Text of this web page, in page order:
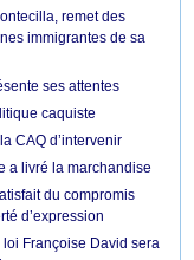
remet des
immigrantes de sa
ses attentes
caquiste
CAQ d’intervenir
a livré la marchandise
du compromis
d’expression
Françoise David sera